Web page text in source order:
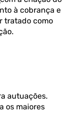
à cobrança e
tratado como
autuações.
os maiores